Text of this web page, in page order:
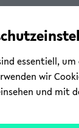
vermeiden
zum
wechseln
zum
wechseln
zum
wechseln
essentiell,
wir
und mit